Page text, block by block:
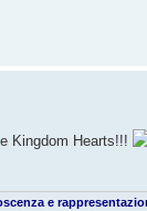
Kingdom Hearts!!!
e